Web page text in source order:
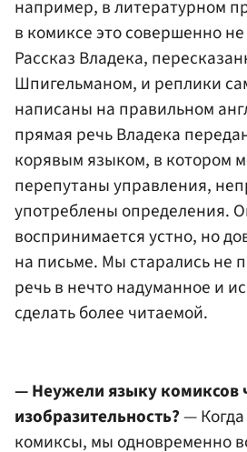
например, в литературном
в комиксе это совершенно
Рассказ Владека,
Шпигельманом, и реплики
написаны на правильном
прямая речь Владека
корявым языком, в котором
перепутаны управления,
употреблены определения.
воспринимается устно, но
на письме. Мы старались не
речь в нечто надуманное и
сделать более читаемой.
— Неужели языку комиксов
изобразительность?—
комиксы, мы одновременно